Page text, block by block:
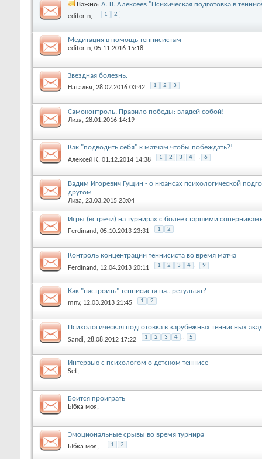
Важно: А. В. Алексеев "Психическая подготовка в
editor-n, 1 2
Медитация в помощь теннисистам
editor-n, 05.11.2016 15:18
Звездная болезнь.
Наталья, 28.02.2016 03:42 1 2 3
Самоконтроль. Правило победы: владей собой!
Лиза, 28.01.2016 14:19
Как "подводить себя" к матчам чтобы побеждать?!
Алексей К, 01.12.2014 14:38 1 2 3 4 ... 6
Вадим Игоревич Гущин - о нюансах психологической
другом
Лиза, 23.03.2015 23:04
Игры (встречи) на турнирах с более старшими
Ferdinand, 05.10.2013 23:31 1 2
Контроль концентрации теннисиста во время матча
Ferdinand, 12.04.2013 20:11 1 2 3 4 ... 9
Как "настроить" теннисиста на...результат?
mnv, 12.03.2013 21:45 1 2
Психологическая подготовка в зарубежных теннисных
Sandi, 28.08.2012 17:22 1 2 3 4 ... 5
Интервью с психологом о детском теннисе
Set,
Боится проиграть
Ыбка моя,
Эмоциональные срывы во время турнира
Ыбка моя, 1 2